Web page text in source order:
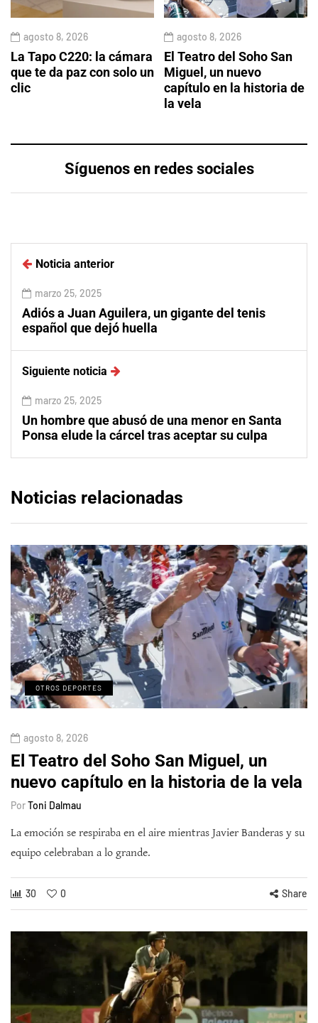
agosto 8, 2026
La Tapo C220: la cámara
que te da paz con solo un
clic
agosto 8, 2026
El Teatro del Soho San
Miguel, un nuevo
capítulo en la historia de
la vela
Síguenos en redes sociales
Noticia anterior
marzo 25, 2025
Adiós a Juan Aguilera, un gigante del tenis
español que dejó huella
Siguiente noticia
marzo 25, 2025
Un hombre que abusó de una menor en Santa
Ponsa elude la cárcel tras aceptar su culpa
Noticias relacionadas
OTROS DEPORTES
agosto 8, 2026
El Teatro del Soho San Miguel, un
nuevo capítulo en la historia de la vela
PorToni Dalmau
La emoción se respiraba en el aire mientras Javier Banderas y su
equipo celebraban a lo grande.
30 0 Share